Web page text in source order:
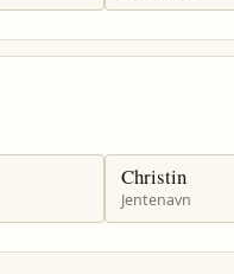
Christin
Jentenavn